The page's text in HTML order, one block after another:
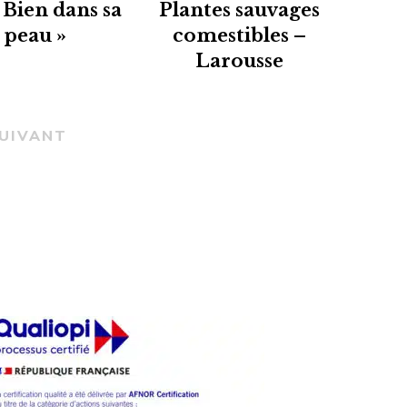
dans sa
peau »
initial
Plantes sauvages
comestibles –
Larousse